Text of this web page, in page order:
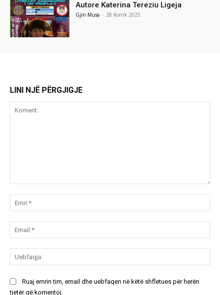
Autore Katerina Tereziu Ligeja
Gjin Musa - 28 Korrik 2025
LINI NJË PËRGJIGJE
Ruaj emrin tim, email dhe uebfaqen në këtë shfletues për herën
tjetër që komentoj.